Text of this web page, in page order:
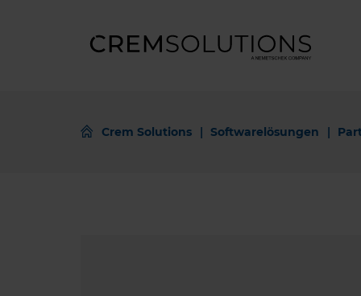
Crem Solutions Softwarelösungen